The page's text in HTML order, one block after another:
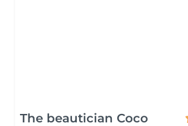
The beautician Coco